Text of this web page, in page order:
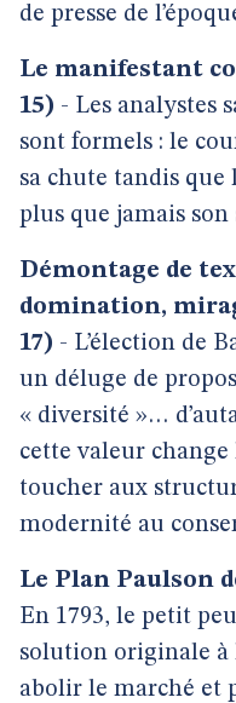
de presse de
Le manifestant
15) - Les analystes
sont formels : le
sa chute tandis
plus que jamais
Démontage de
domination,
17) - L’élection de
un déluge de
« diversité »…
cette valeur change
toucher aux
modernité au
Le Plan Paulson
En 1793, le petit
solution originale à
abolir le marché et